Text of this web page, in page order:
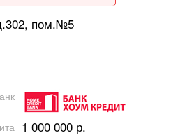
пом.№5
1 000 000 р.